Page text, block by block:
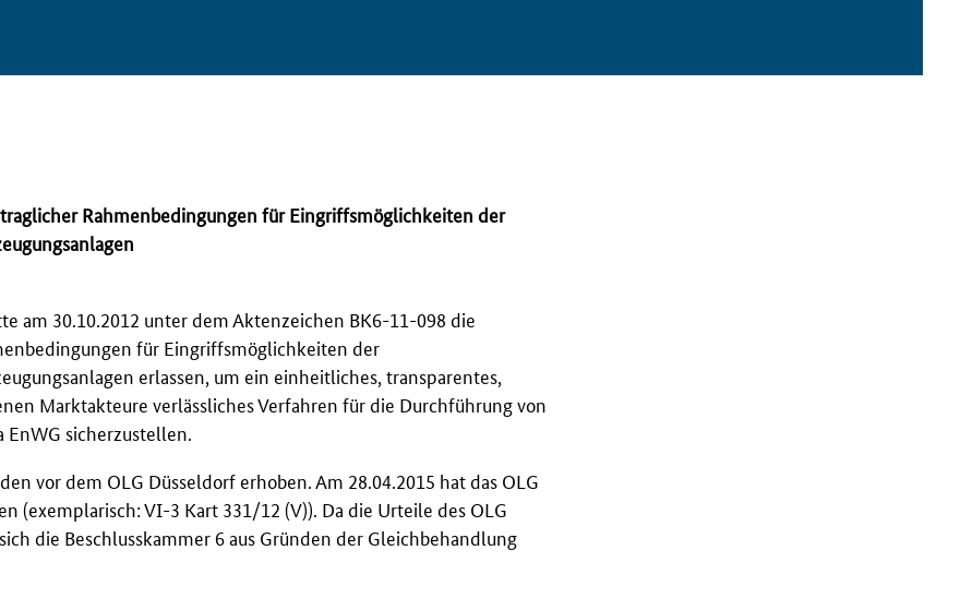
Rahmenbedingungen für Eingriffsmöglichkeiten der
am 30.10.2012 unter dem Aktenzeichen BK6-11-098 die
für Eingriffsmöglichkeiten der
erlassen, um ein einheitliches, transparentes,
Marktakteure verlässliches Verfahren für die Durchführung von
EnWG sicherzustellen.
vor dem OLG Düsseldorf erhoben. Am 28.04.2015 hat das OLG
(exemplarisch: VI-3 Kart 331/12 (V)). Da die Urteile des OLG
die Beschlusskammer 6 aus Gründen der Gleichbehandlung